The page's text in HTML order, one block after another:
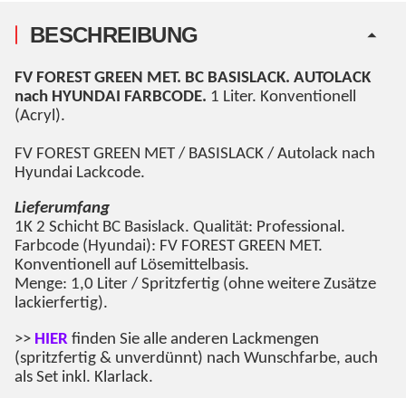
BESCHREIBUNG
FV FOREST GREEN MET. BC BASISLACK. AUTOLACK
nach HYUNDAI FARBCODE. 1 Liter. Konventionell
(Acryl).
FV FOREST GREEN MET / BASISLACK / Autolack nach
Hyundai Lackcode.
Lieferumfang
1K 2 Schicht BC Basislack. Qualität: Professional.
Farbcode (Hyundai): FV FOREST GREEN MET.
Konventionell auf Lösemittelbasis.
Menge: 1,0 Liter / Spritzfertig (ohne weitere Zusätze
lackierfertig).
>> HIER finden Sie alle anderen Lackmengen
(spritzfertig & unverdünnt) nach Wunschfarbe, auch
als Set inkl. Klarlack.